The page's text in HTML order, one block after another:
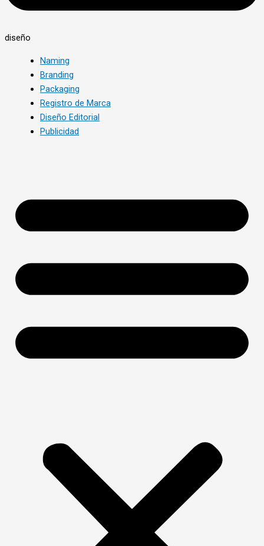
diseño
Naming
Branding
Packaging
Registro de Marca
Diseño Editorial
Publicidad